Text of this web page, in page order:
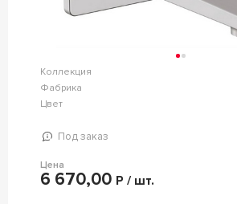
Коллекция
Фабрика
Цвет
Под заказ
Цена
6 670,00 Р / шт.